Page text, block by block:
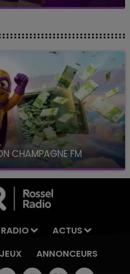
CHAMPAGNE FM
FM, à 8H10
RADIO
ACTUS
JEUX ANNONCEURS